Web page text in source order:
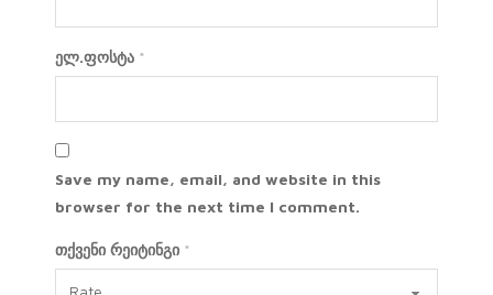
ელ.ფოსტა *
Save my name, email, and website in this
browser for the next time I comment.
თქვენი რეიტინგი *